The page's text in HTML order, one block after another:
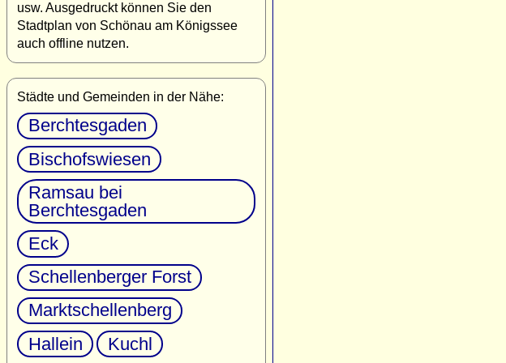
usw. Ausgedruckt können Sie den
Stadtplan von Schönau am Königssee
auch offline nutzen.
Städte und Gemeinden in der Nähe:
Berchtesgaden
Bischofswiesen
Ramsau bei
Berchtesgaden
Eck
Schellenberger Forst
Marktschellenberg
Hallein
Kuchl